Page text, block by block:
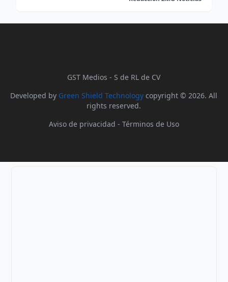
GST Medios - S de RL de CV
Developed by Green Shield Technology copyright © 2026. All
rights reserved.
Aviso de privacidad - Términos de Uso